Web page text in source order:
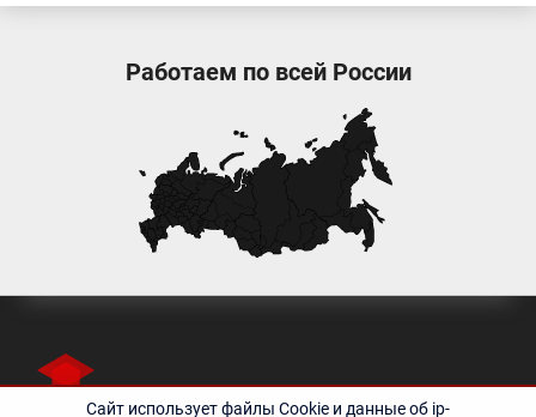
Работаем по всей России
Сайт использует файлы Cookie и данные об ip-